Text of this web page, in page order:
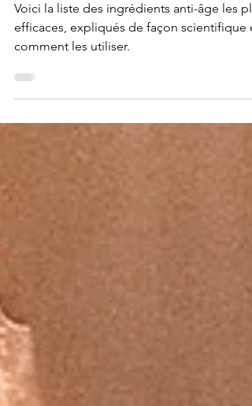
Science
Voici la liste des ingrédients anti-âge les
comment les utiliser.